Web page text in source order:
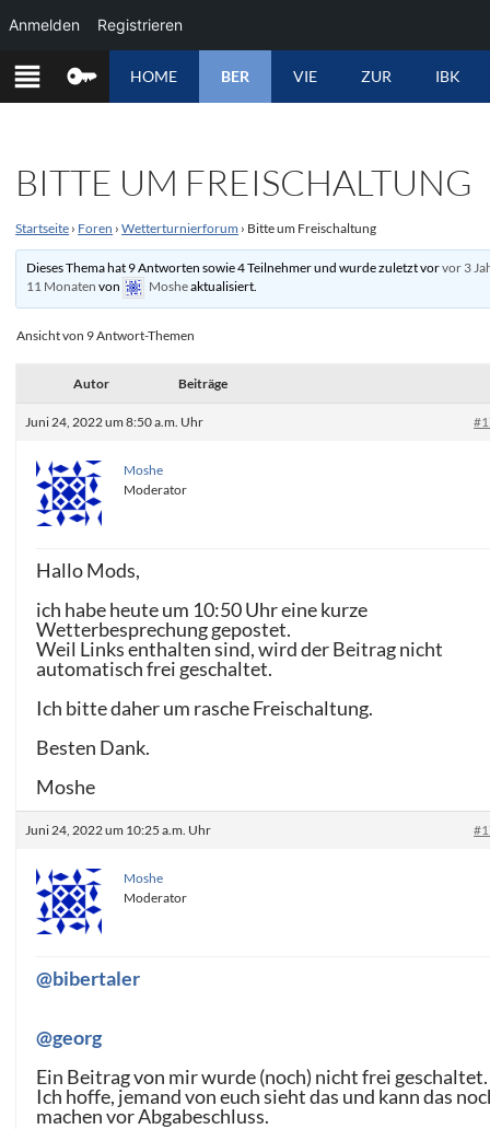
ZUM
INHALT
HOME BER VIE ZUR IBK
BITTE UM FREISCHALTUNG
Startseite › Foren › Wetterturnierforum › Bitte um Freischaltung
Dieses Thema hat 9 Antworten sowie 4 Teilnehmer und wurde zuletzt vorvor 3
11 Monaten von Mosheaktualisiert.
Ansicht von 9 Antwort-Themen
Autor Beiträge
Juni 24, 2022 um 8:50 a.m. Uhr
Moshe
Moderator
Hallo Mods,
ich habe heute um 10:50 Uhr eine kurze
Wetterbesprechung gepostet.
Weil Links enthalten sind, wird der Beitrag nicht
automatisch frei geschaltet.
Ich bitte daher um rasche Freischaltung.
Besten Dank.
Moshe
Juni 24, 2022 um 10:25 a.m. Uhr
Moshe
Moderator
@bibertaler
@georg
Ein Beitrag von mir wurde (noch) nicht frei geschaltet.
Ich hoffe, jemand von euch sieht das und kann das
machen vor Abgabeschluss.
Anmelden Registrieren